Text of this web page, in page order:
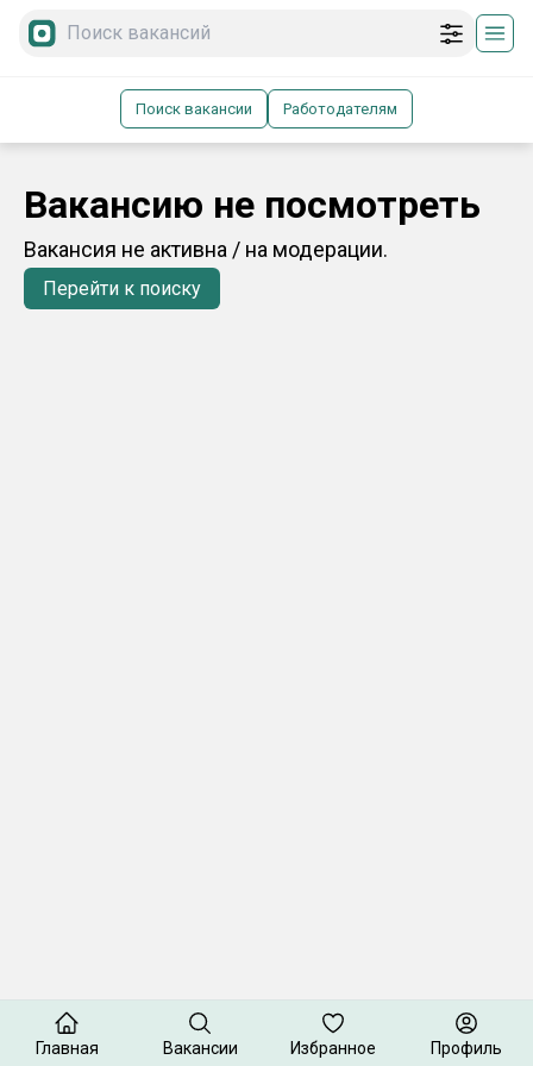
Поиск вакансии Работодателям
Вакансию не посмотреть
Вакансия не активна / на модерации.
Перейти к поиску
Главная Вакансии Избранное Профиль